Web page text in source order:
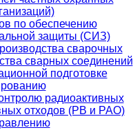
по обеспечению
защиты (СИЗ)
сварочных
сварных соединений
подготовке
радиоактивных
отходов (РВ и РАО)